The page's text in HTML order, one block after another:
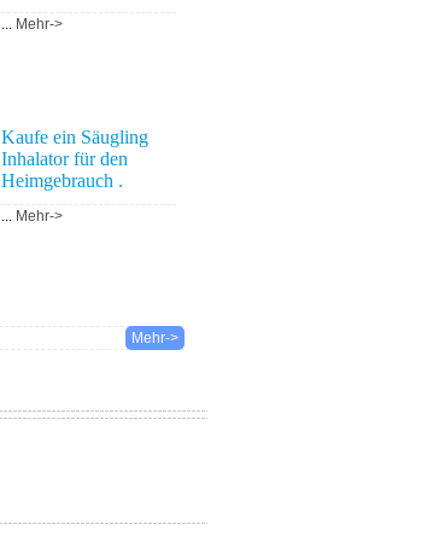
... Mehr->
Kaufe ein Säugling
Inhalator für den
Heimgebrauch .
Mehr->
Mehr->